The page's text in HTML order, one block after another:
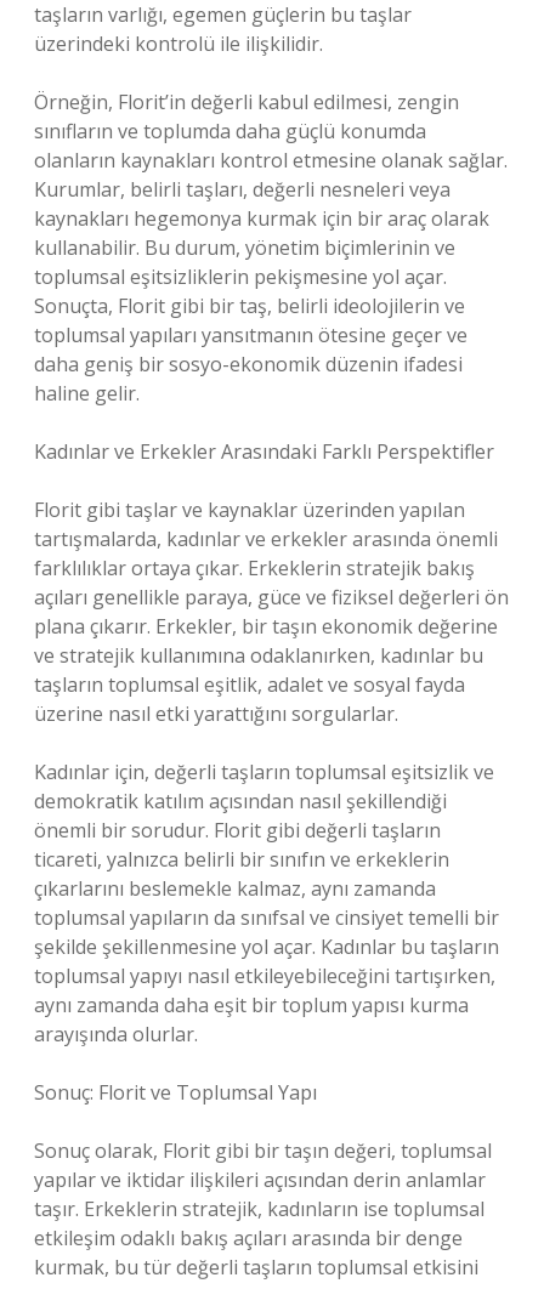
taşların varlığı, egemen güçlerin bu taşlar
üzerindeki kontrolü ile ilişkilidir.
Örneğin, Florit’in değerli kabul edilmesi, zengin
sınıfların ve toplumda daha güçlü konumda
olanların kaynakları kontrol etmesine olanak sağlar.
Kurumlar, belirli taşları, değerli nesneleri veya
kaynakları hegemonya kurmak için bir araç olarak
kullanabilir. Bu durum, yönetim biçimlerinin ve
toplumsal eşitsizliklerin pekişmesine yol açar.
Sonuçta, Florit gibi bir taş, belirli ideolojilerin ve
toplumsal yapıları yansıtmanın ötesine geçer ve
daha geniş bir sosyo-ekonomik düzenin ifadesi
haline gelir.
Kadınlar ve Erkekler Arasındaki Farklı Perspektifler
Florit gibi taşlar ve kaynaklar üzerinden yapılan
tartışmalarda, kadınlar ve erkekler arasında önemli
farklılıklar ortaya çıkar. Erkeklerin stratejik bakış
açıları genellikle paraya, güce ve fiziksel değerleri ön
plana çıkarır. Erkekler, bir taşın ekonomik değerine
ve stratejik kullanımına odaklanırken, kadınlar bu
taşların toplumsal eşitlik, adalet ve sosyal fayda
üzerine nasıl etki yarattığını sorgularlar.
Kadınlar için, değerli taşların toplumsal eşitsizlik ve
demokratik katılım açısından nasıl şekillendiği
önemli bir sorudur. Florit gibi değerli taşların
ticareti, yalnızca belirli bir sınıfın ve erkeklerin
çıkarlarını beslemekle kalmaz, aynı zamanda
toplumsal yapıların da sınıfsal ve cinsiyet temelli bir
şekilde şekillenmesine yol açar. Kadınlar bu taşların
toplumsal yapıyı nasıl etkileyebileceğini tartışırken,
aynı zamanda daha eşit bir toplum yapısı kurma
arayışında olurlar.
Sonuç: Florit ve Toplumsal Yapı
Sonuç olarak, Florit gibi bir taşın değeri, toplumsal
yapılar ve iktidar ilişkileri açısından derin anlamlar
taşır. Erkeklerin stratejik, kadınların ise toplumsal
etkileşim odaklı bakış açıları arasında bir denge
kurmak, bu tür değerli taşların toplumsal etkisini